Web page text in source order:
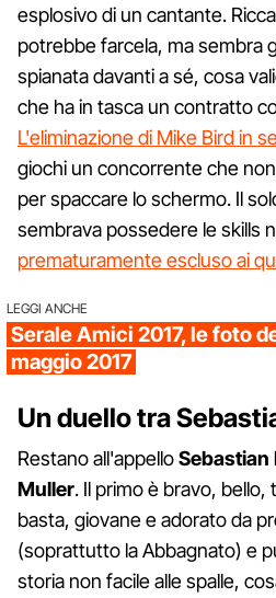
esplosivo di un cantante.
potrebbe farcela, ma sembra
spianata davanti a sé, cosa
che ha in tasca un contratto
L'eliminazione di Mike Bird in
giochi un concorrente che
per spaccare lo schermo. Il
sembrava possedere le skills
prematuramente escluso ai
LEGGI ANCHE
Serale Amici 2017, le foto
maggio 2017
Un duello tra
Restano all'appelloSebastian
Muller. Il primo è bravo,
basta, giovane e adorato da
(soprattutto la Abbagnato) e
storia non facile alle spalle,